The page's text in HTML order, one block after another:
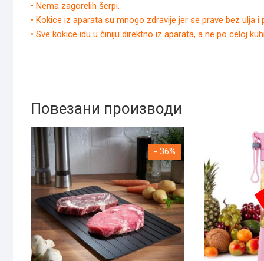
• Nema zagorelih šerpi.
• Kokice iz aparata su mnogo zdravije jer se prave bez ulja i
• Sve kokice idu u činiju direktno iz aparata, a ne po celoj
Повезани производи
- 36%